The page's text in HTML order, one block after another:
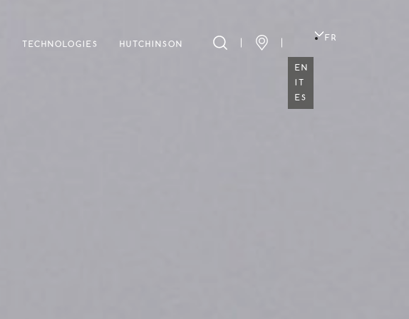
TECHNOLOGIES HUTCHINSON
FR
EN
IT
ES